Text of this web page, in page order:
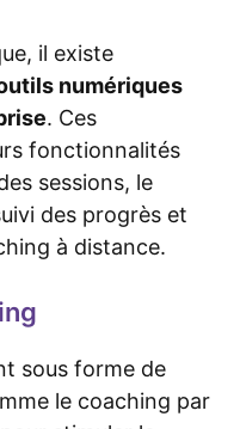
il existe
numériques
. Ces
fonctionnalités
sessions, le
des progrès et
à distance.
sous forme de
le coaching par